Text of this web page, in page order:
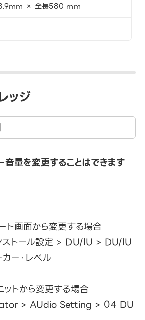
× 全長580 mm
ッジ
量を変更することはできます
画面から変更する場合
トール設定 > DU/IU > DU/IU
ー・レベル
トから変更する場合
> AUdio Setting > 04 DU